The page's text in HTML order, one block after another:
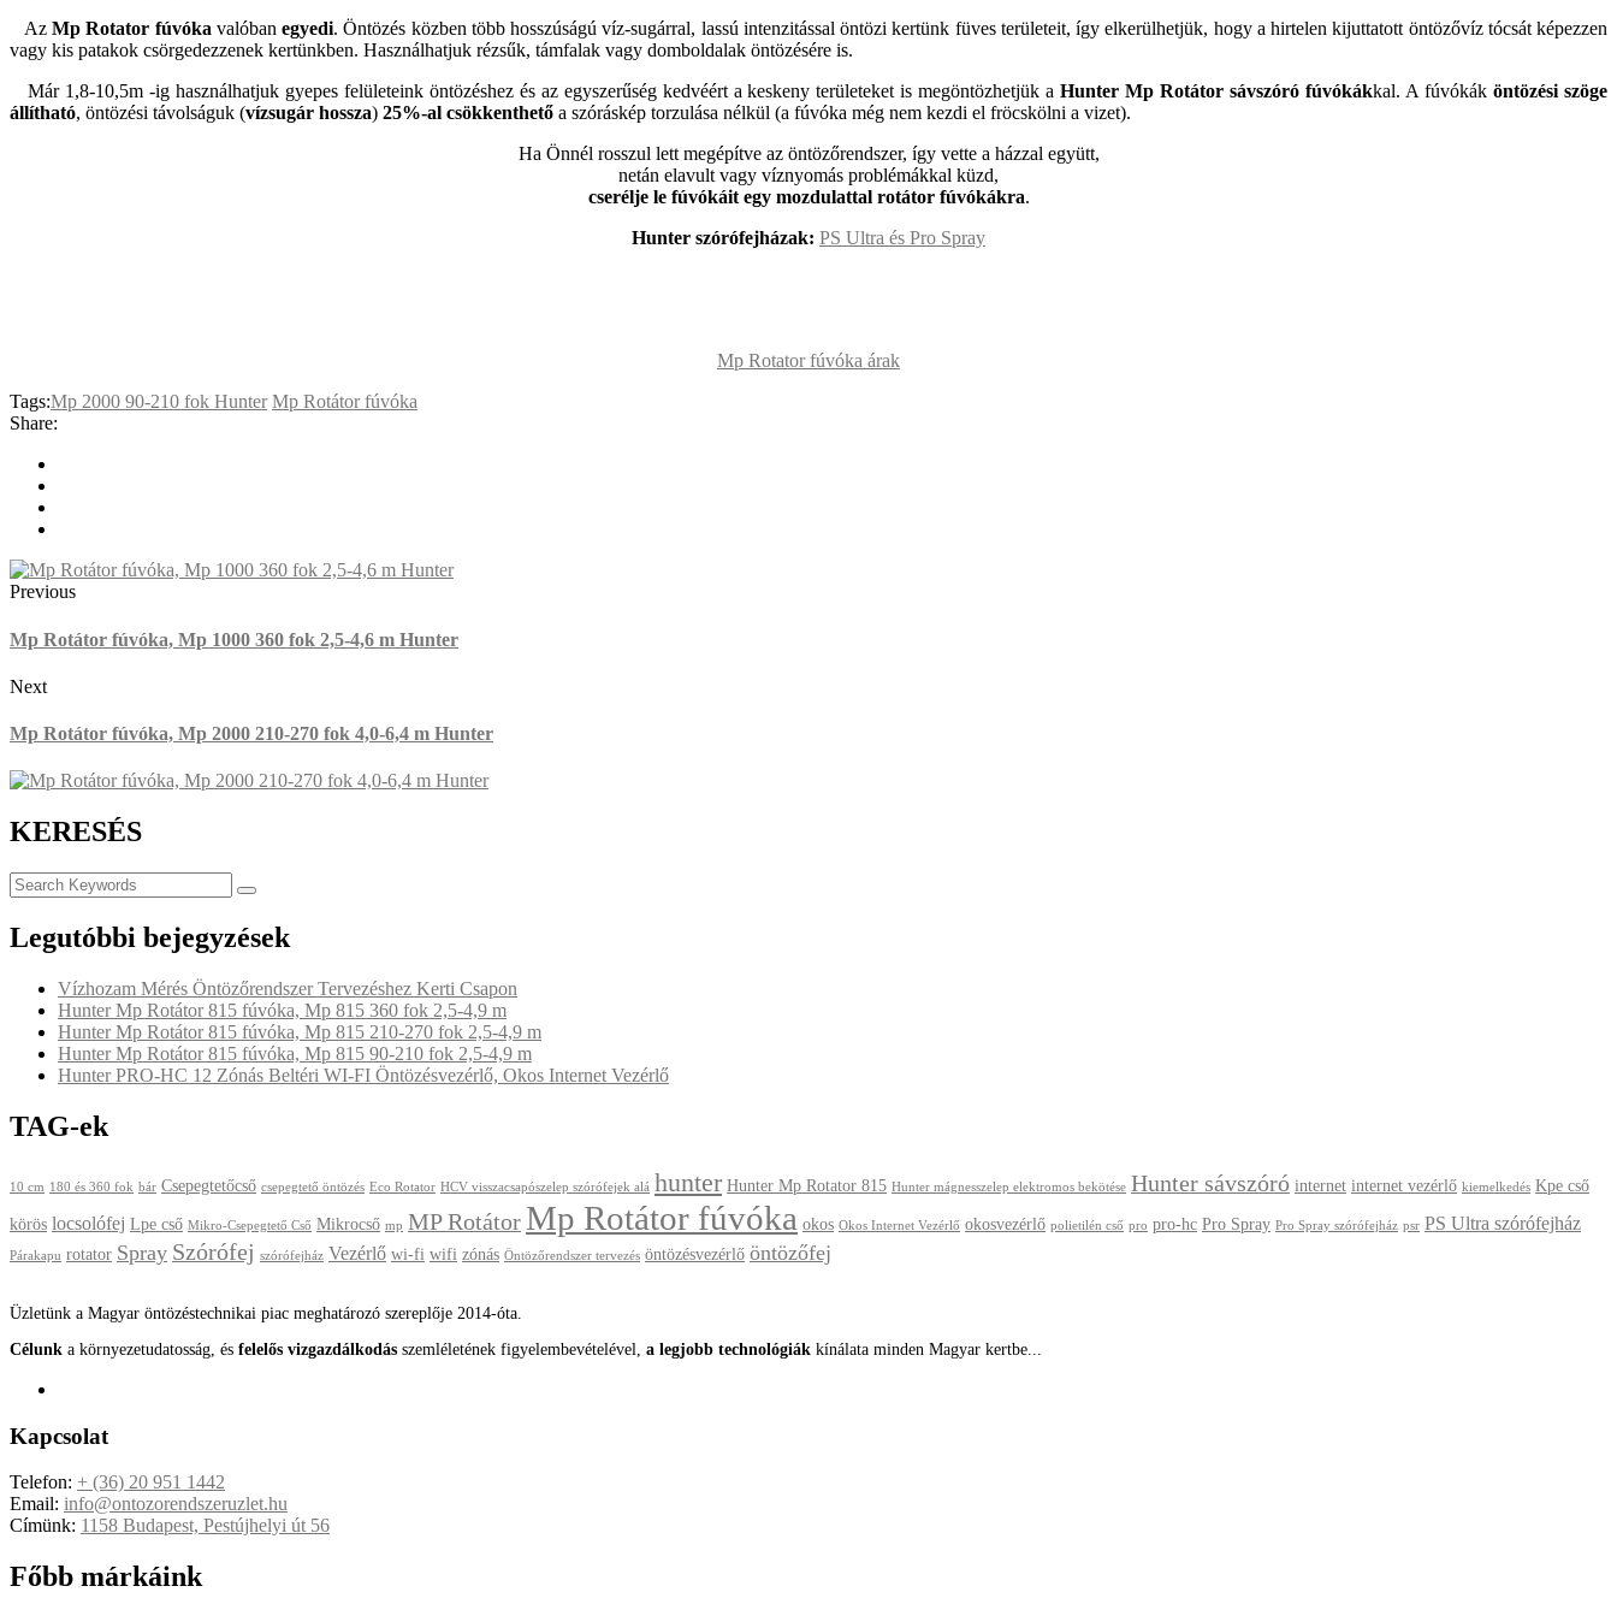
Az Mp Rotator fúvóka valóban egyedi. Öntözés közben több hosszúságú víz-sugárral, lassú intenzitással öntözi kertünk füves területeit, így elkerülhetjük, hogy a hirtelen kijuttatott öntözővíz tócsát képezzen
vagy kis patakok csörgedezzenek kertünkben. Használhatjuk rézsűk, támfalak vagy domboldalak öntözésére is.
Már 1,8-10,5m -ig használhatjuk gyepes felületeink öntözéshez és az egyszerűség kedvéért a keskeny területeket is megöntözhetjük aHunter Mp Rotátor sávszóró fúvókákkal. A fúvókáköntözési szöge
állítható, öntözési távolságuk (vízsugár hossza) 25%-al csökkenthető a szóráskép torzulása nélkül (a fúvóka még nem kezdi el fröcskölni a vizet).
Ha Önnél rosszul lett megépítve az öntözőrendszer, így vette a házzal együtt,
netán elavult vagy víznyomás problémákkal küzd,
cserélje le fúvókáit egy mozdulattal rotátor fúvókákra.
Hunter szórófejházak: PS Ultra és Pro Spray
Mp Rotator fúvóka árak
Tags:Mp 2000 90-210 fok Hunter Mp Rotátor fúvóka
Share:
Previous
Mp Rotátor fúvóka, Mp 1000 360 fok 2,5-4,6 m Hunter
Next
Mp Rotátor fúvóka, Mp 2000 210-270 fok 4,0-6,4 m Hunter
KERESÉS
Legutóbbi bejegyzések
Vízhozam Mérés Öntözőrendszer Tervezéshez Kerti Csapon
Hunter Mp Rotátor 815 fúvóka, Mp 815 360 fok 2,5-4,9 m
Hunter Mp Rotátor 815 fúvóka, Mp 815 210-270 fok 2,5-4,9 m
Hunter Mp Rotátor 815 fúvóka, Mp 815 90-210 fok 2,5-4,9 m
Hunter PRO-HC 12 Zónás Beltéri WI-FI Öntözésvezérlő, Okos Internet Vezérlő
TAG-ek
10 cm 180 és 360 fok bár Csepegtetőcső csepegtető öntözés Eco Rotator HCV visszacsapószelep szórófejek alá hunter Hunter Mp Rotator 815 Hunter mágnesszelep elektromos bekötése Hunter sávszóró internet internet vezérlő kiemelkedés Kpe cső
körös locsolófej Lpe cső Mikro-Csepegtető Cső Mikrocső mp MP Rotátor Mp Rotátor fúvóka okos Okos Internet Vezérlő okosvezérlő polietilén cső pro pro-hc Pro Spray Pro Spray szórófejház psr PS Ultra szórófejház
Párakapu rotator Spray Szórófej szórófejház Vezérlő wi-fi wifi zónás Öntözőrendszer tervezés öntözésvezérlő öntözőfej
Üzletünk a Magyar öntözéstechnikai piac meghatározó szereplője 2014-óta.
Célunk a környezetudatosság, és felelős vizgazdálkodás szemléletének figyelembevételével, a legjobb technológiák kínálata minden Magyar kertbe...
Kapcsolat
Telefon: + (36) 20 951 1442
Email: info@ontozorendszeruzlet.hu
Címünk: 1158 Budapest, Pestújhelyi út 56
Főbb márkáink